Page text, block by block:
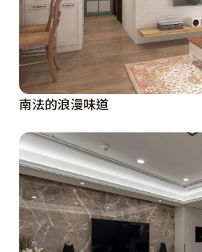
南法的浪漫味道